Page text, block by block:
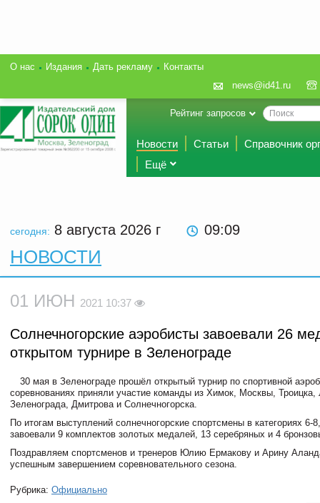
О нас Издания Дать рекламу
Контакты
news@id41.ru
Рейтинг запросов
Новости Статьи
Справочник
Ещё
сегодня: 8 августа 2026 г 09:09
НОВОСТИ
01 ИЮН 2021 10:37
Солнечногорские аэробисты завоевали 26
открытом турнире в Зеленограде
30 мая в Зеленограде прошёл открытый турнир по спортивной
соревнованиях приняли участие команды из Химок, Москвы,
Зеленограда, Дмитрова и Солнечногорска.
По итогам выступлений солнечногорские спортсмены в категориях 6-
завоевали 9 комплектов золотых медалей, 13 серебряных и 4
Поздравляем спортсменов и тренеров Юлию Ермакову и Арину
успешным завершением соревновательного сезона.
Рубрика: Официально